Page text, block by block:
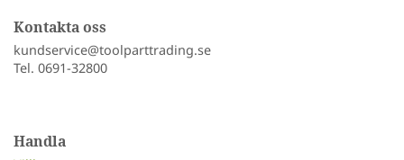
Kontakta oss
kundservice@toolparttrading.se
Tel. 0691-32800
Handla